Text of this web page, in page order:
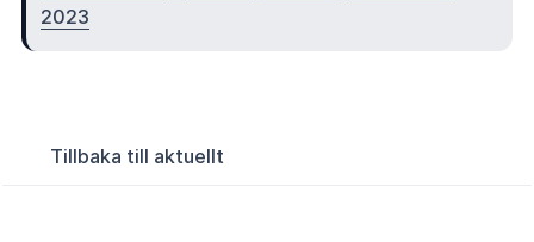
2023
Tillbaka till aktuellt